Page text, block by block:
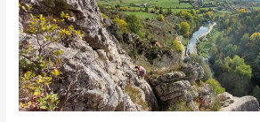
de
la
Vierge
à
Aussois